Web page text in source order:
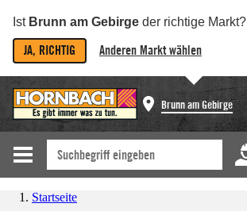
Ist Brunn am Gebirge der richtige Markt?
JA, RICHTIG Anderen Markt wählen
Brunn am Gebirge
Startseite